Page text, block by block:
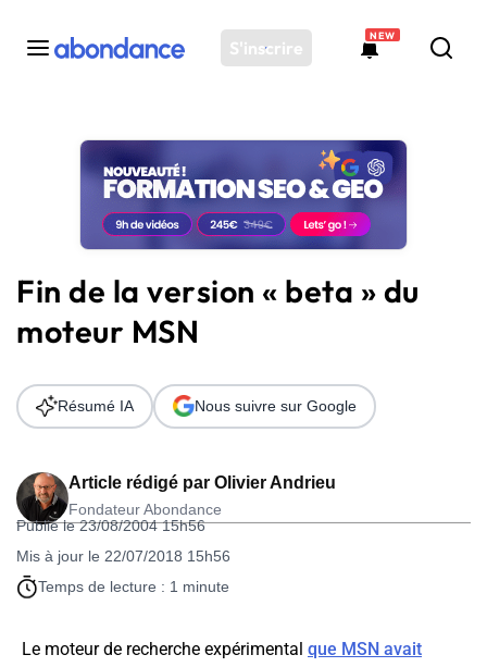
S'inscrire
NEW
Toutes les actus
Actus SEO
Plateforme
Solutions
Ressources
Audit SEO
Fin de la version « beta » du
moteur MSN
Article rédigé par Olivier Andrieu
Fondateur Abondance
Publié le 23/08/2004 15h56
Mis à jour le 22/07/2018 15h56
Temps de lecture : 1 minute
Résumé IA Nous suivre sur Google
Le moteur de recherche expérimental que MSN avait